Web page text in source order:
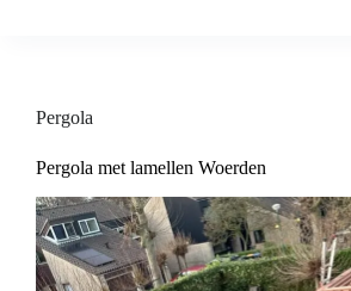
Pergola
Pergola met lamellen Woerden